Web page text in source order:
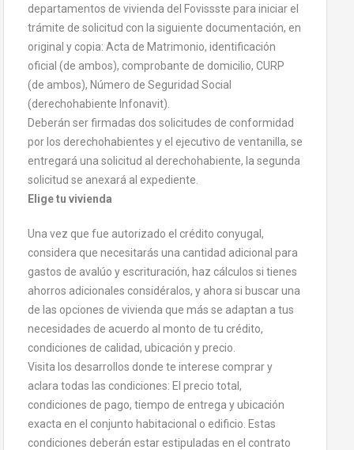
departamentos de vivienda del Fovissste para iniciar el
trámite de solicitud con la siguiente documentación, en
original y copia: Acta de Matrimonio, identificación
oficial (de ambos), comprobante de domicilio, CURP
(de ambos), Número de Seguridad Social
(derechohabiente Infonavit).
Deberán ser firmadas dos solicitudes de conformidad
por los derechohabientes y el ejecutivo de ventanilla, se
entregará una solicitud al derechohabiente, la segunda
solicitud se anexará al expediente.
Elige tu vivienda
Una vez que fue autorizado el crédito conyugal,
considera que necesitarás una cantidad adicional para
gastos de avalúo y escrituración, haz cálculos si tienes
ahorros adicionales considéralos, y ahora si buscar una
de las opciones de vivienda que más se adaptan a tus
necesidades de acuerdo al monto de tu crédito,
condiciones de calidad, ubicación y precio.
Visita los desarrollos donde te interese comprar y
aclara todas las condiciones: El precio total,
condiciones de pago, tiempo de entrega y ubicación
exacta en el conjunto habitacional o edificio. Estas
condiciones deberán estar estipuladas en el contrato